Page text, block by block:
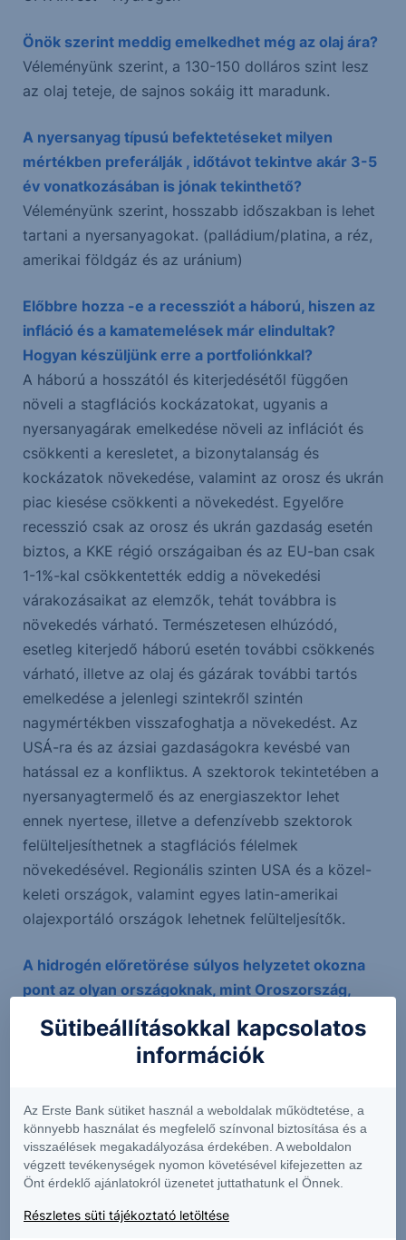
Önök szerint meddig emelkedhet még az olaj ára?
Véleményünk szerint, a 130-150 dolláros szint lesz
az olaj teteje, de sajnos sokáig itt maradunk.
A nyersanyag típusú befektetéseket milyen
mértékben preferálják , időtávot tekintve akár 3-5
év vonatkozásában is jónak tekinthető?
Véleményünk szerint, hosszabb időszakban is lehet
tartani a nyersanyagokat. (palládium/platina, a réz,
amerikai földgáz és az uránium)
Előbbre hozza -e a recessziót a háború, hiszen az
infláció és a kamatemelések már elindultak?
Hogyan készüljünk erre a portfoliónkkal?
A háború a hosszától és kiterjedésétől függően
növeli a stagflációs kockázatokat, ugyanis a
nyersanyagárak emelkedése növeli az inflációt és
csökkenti a keresletet, a bizonytalanság és
kockázatok növekedése, valamint az orosz és ukrán
piac kiesése csökkenti a növekedést. Egyelőre
recesszió csak az orosz és ukrán gazdaság esetén
biztos, a KKE régió országaiban és az EU-ban csak
1-1%-kal csökkentették eddig a növekedési
várakozásaikat az elemzők, tehát továbbra is
növekedés várható. Természetesen elhúzódó,
esetleg kiterjedő háború esetén további csökkenés
várható, illetve az olaj és gázárak további tartós
emelkedése a jelenlegi szintekről szintén
nagymértékben visszafoghatja a növekedést. Az
USÁ-ra és az ázsiai gazdaságokra kevésbé van
hatással ez a konfliktus. A szektorok tekintetében a
nyersanyagtermelő és az energiaszektor lehet
ennek nyertese, illetve a defenzívebb szektorok
felülteljesíthetnek a stagflációs félelmek
növekedésével. Regionális szinten USA és a közel-
keleti országok, valamint egyes latin-amerikai
olajexportáló országok lehetnek felülteljesítők.
A hidrogén előretörése súlyos helyzetet okozna
pont az olyan országoknak, mint Oroszország,
vagy a jelentős hitelt felvevő palagázkitermelők,
ami vélhetően súlyosabb gazdasági helyzetbe
sodorná ezeket a cégeket, esetleg országokat.
anomáliákat a jelenlegihez képest a jelentős
érdekvesztés?
Oroszországnak ez inkább segítene, mivel
kénytelen lesz a gazdaságát fejleszteni és nem
marad pénze haderőre. A világot jobbá tenné, ha a
Sütibeállításokkal kapcsolatos
információk
Az Erste Bank sütiket használ a weboldalak működtetése, a
könnyebb használat és megfelelő színvonal biztosítása és a
visszaélések megakadályozása érdekében. A weboldalon
végzett tevékenységek nyomon követésével kifejezetten az
Önt érdeklő ajánlatokról üzenetet juttathatunk el Önnek.
Részletes süti tájékoztató letöltése